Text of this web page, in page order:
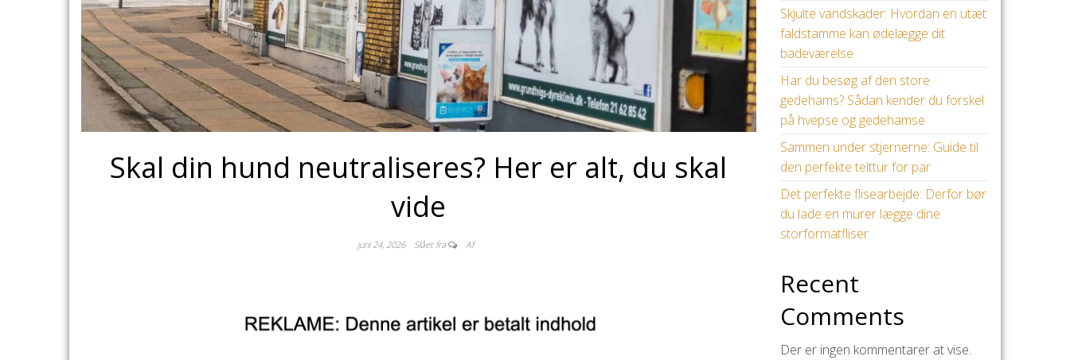
Skal din hund neutraliseres? Her er alt, du skal
vide
juni 24, 2026 Slået fra Af
Skjulte vandskader: Hvordan en utæt
faldstamme kan ødelægge dit
badeværelse
Har du besøg af den store
gedehams? Sådan kender du forskel
på hvepse og gedehamse
Sammen under stjernerne: Guide til
den perfekte telttur for par
Det perfekte flisearbejde: Derfor bør
du lade en murer lægge dine
storformatfliser
Recent
Comments
Der er ingen kommentarer at vise.